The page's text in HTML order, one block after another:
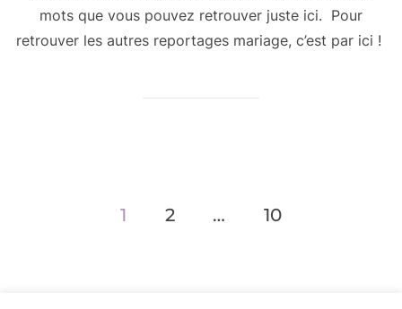
mots que vous pouvez retrouver juste ici. Pour
retrouver les autres reportages mariage, c’est par ici !
Navigation
1 2 … 10